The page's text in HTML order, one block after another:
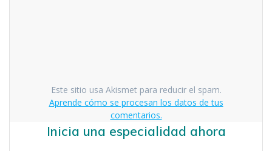
Este sitio usa Akismet para reducir el spam.
Aprende cómo se procesan los datos de tus
comentarios.
Inicia una especialidad ahora